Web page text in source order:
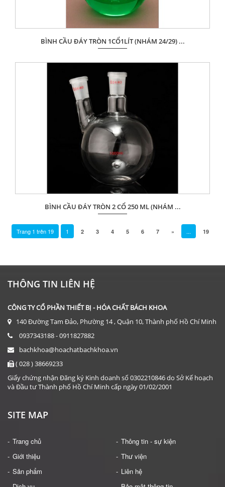
BÌNH CẦU ĐÁY TRÒN 1CỔ1LÍT (NHÁM 24/29) ...
ĐẶT HÀNG
BÌNH CẦU ĐÁY TRÒN 2 CỔ 250 ML (NHÁM ...
Trang 1 trên 19 1 2 3 4 5 6 7 » ... 19
THÔNG TIN LIÊN HỆ
CÔNG TY CỔ PHẦN THIẾT BỊ - HÓA CHẤT BÁCH KHOA
140 Đường Tam Đảo, Phường 14 , Quận 10, Thành phố Hồ Chí Minh
0937343188 - 0911827882
bachkhoa@hoachatbachkhoa.vn
( 028 ) 38669233
Giấy chứng nhận Đăng ký Kinh doanh số 0302210846 do Sở Kế hoạch
và Đầu tư Thành phố Hồ Chí Minh cấp ngày 01/02/2001
SITE MAP
Trang chủ
Giới thiệu
Sản phẩm
Thông tin - sự kiện
Thư viện
Liên hệ